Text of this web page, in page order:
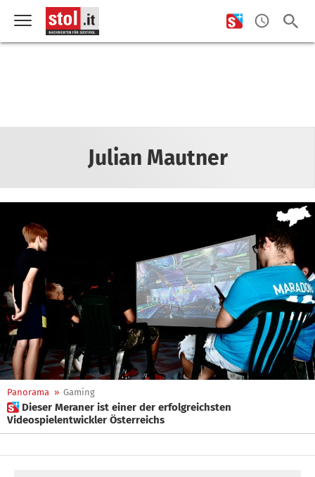
Julian Mautner
Panorama » Gaming
 Dieser Meraner ist einer der erfolgreichsten
Videospielentwickler Österreichs